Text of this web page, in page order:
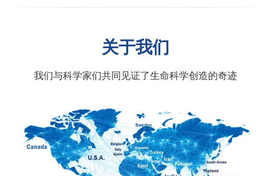
关于我们
我们与科学家们共同见证了生命科学创造的奇迹